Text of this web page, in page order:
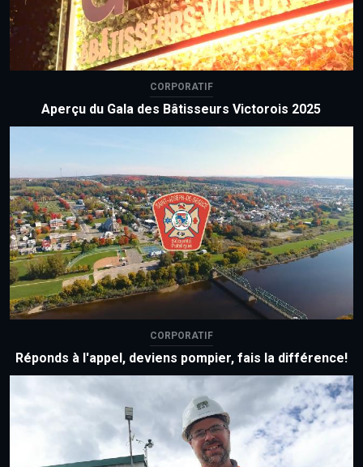
CORPORATIF
Aperçu du Gala des Bâtisseurs Victorois 2025
CORPORATIF
Réponds à l'appel, deviens pompier, fais la différence!